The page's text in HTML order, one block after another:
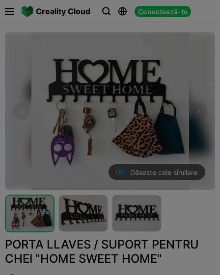
Creality Cloud   Conectează-te

Găsește cele similare
PORTA LLAVES / SUPORT PENTRU
CHEI "HOME SWEET HOME"